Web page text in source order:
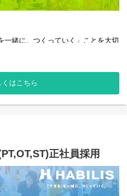
一緒に、つくっていく」ことを大切
身障害児や医療的ケア児の支援を
そして社会の「できる」を広げて
緒に働くスタッフ自身の「でき
ます。
場所でありたいと願っています。
で広がっていくことを心から応援
くはこちら
正社員採用